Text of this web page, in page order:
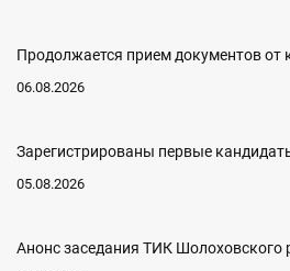
Продолжается прием документов от
06.08.2026
Зарегистрированы первые
05.08.2026
Анонс заседания ТИК Шолоховского